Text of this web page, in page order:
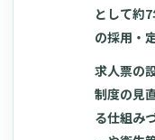
として約
の採用・
求人票の
制度の見
る仕組み